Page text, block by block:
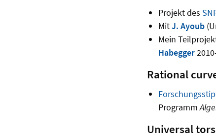
Projekt des
MitJ. Ayoub
Mein
Habegger
Rational
Programm
Universal